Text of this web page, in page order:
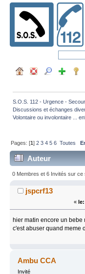
S.O.S. 112 - Urgence -
Discussions et échanges
Volontaire ou involontaire ...
Pages: [1]2 3 4 5 6 Toutes
Auteur
involontaire ...
une voiture [:o{ (Lu
0 Membres et 6 Invités sur ce
jspcrf13
« le:
hier matin encore un bebe
c'est abuser quand meme
Ambu CCA
Invité